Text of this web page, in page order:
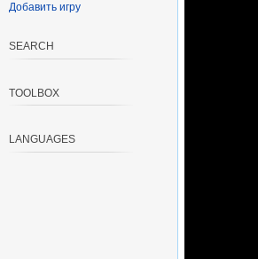
Добавить игру
SEARCH
TOOLBOX
LANGUAGES